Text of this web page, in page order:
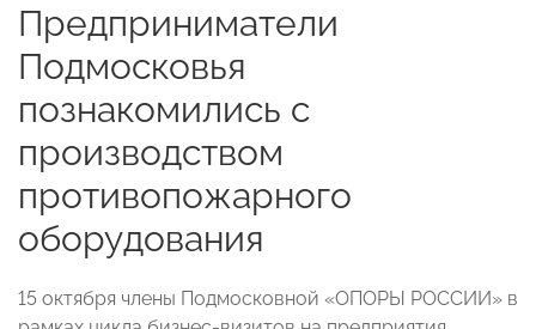
Предприниматели
Подмосковья
познакомились с
производством
противопожарного
оборудования
15 октября члены Подмосковной «ОПОРЫ РОССИИ» в